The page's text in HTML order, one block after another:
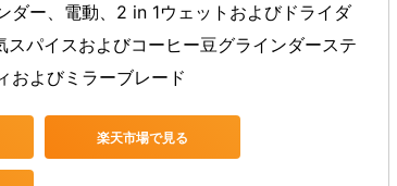
ダー、電動、2 in 1ウェットおよびドライダ
パイスおよびコーヒー豆グラインダーステ
およびミラーブレード
楽天市場で見る